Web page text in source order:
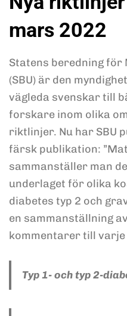
mars 2022
Statens beredning
(SBU) är den
vägleda svenskar till
forskare inom olika
riktlinjer. Nu har SBU
färsk publikation:
sammanställer man
underlaget för olika
diabetes typ 2 och
en sammanställning
kommentarer till varje
Typ 1- och typ 2-